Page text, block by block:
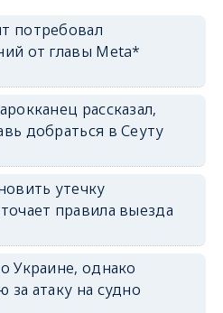
потребовал
от главы Meta*
рассказал,
добраться в Сеуту
утечку
правила выезда
Украине, однако
за атаку на судно